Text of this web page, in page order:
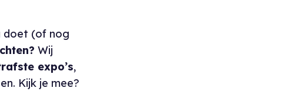
doet (of nog
Wij
expo’s,
Kijk je mee?